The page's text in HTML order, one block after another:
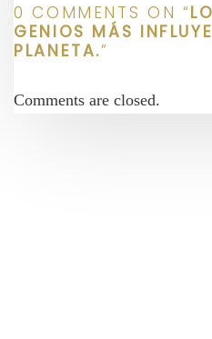
0 COMMENTS ON “
GENIOS MÁS
PLANETA.”
Comments are closed.